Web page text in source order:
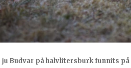
ju Budvar på halvlitersburk funnits